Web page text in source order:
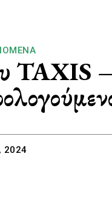
TAXIS
2024